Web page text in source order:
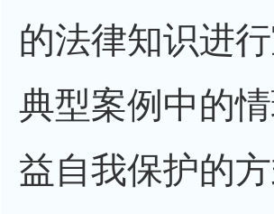
的法律知识进
典型案例中的
益自我保护的